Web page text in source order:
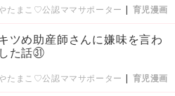
たまこ♡公認ママサポーター | 育児漫画
ツめ助産師さんに嫌味を言わ
た話㉛
たまこ♡公認ママサポーター | 育児漫画